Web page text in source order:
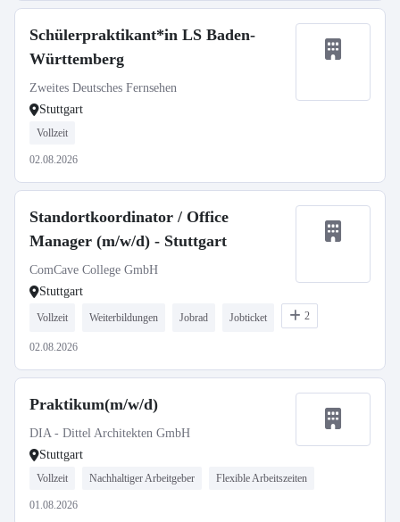
Schülerpraktikant*in LS Baden-
Württemberg
Zweites Deutsches Fernsehen
Stuttgart
Vollzeit
02.08.2026
Standortkoordinator / Office
Manager (m/w/d) - Stuttgart
ComCave College GmbH
Stuttgart
Vollzeit Weiterbildungen Jobrad Jobticket 2
02.08.2026
Praktikum(m/w/d)
DIA - Dittel Architekten GmbH
Stuttgart
Vollzeit Nachhaltiger Arbeitgeber Flexible Arbeitszeiten
01.08.2026